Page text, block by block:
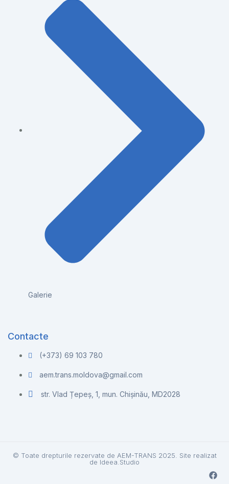
Galerie
Contacte
(+373) 69 103 780
aem.trans.moldova@gmail.com
str. Vlad Țepeș, 1, mun. Chișinău, MD2028
© Toate drepturile rezervate de AEM-TRANS 2025. Site realizat
de Ideea.Studio